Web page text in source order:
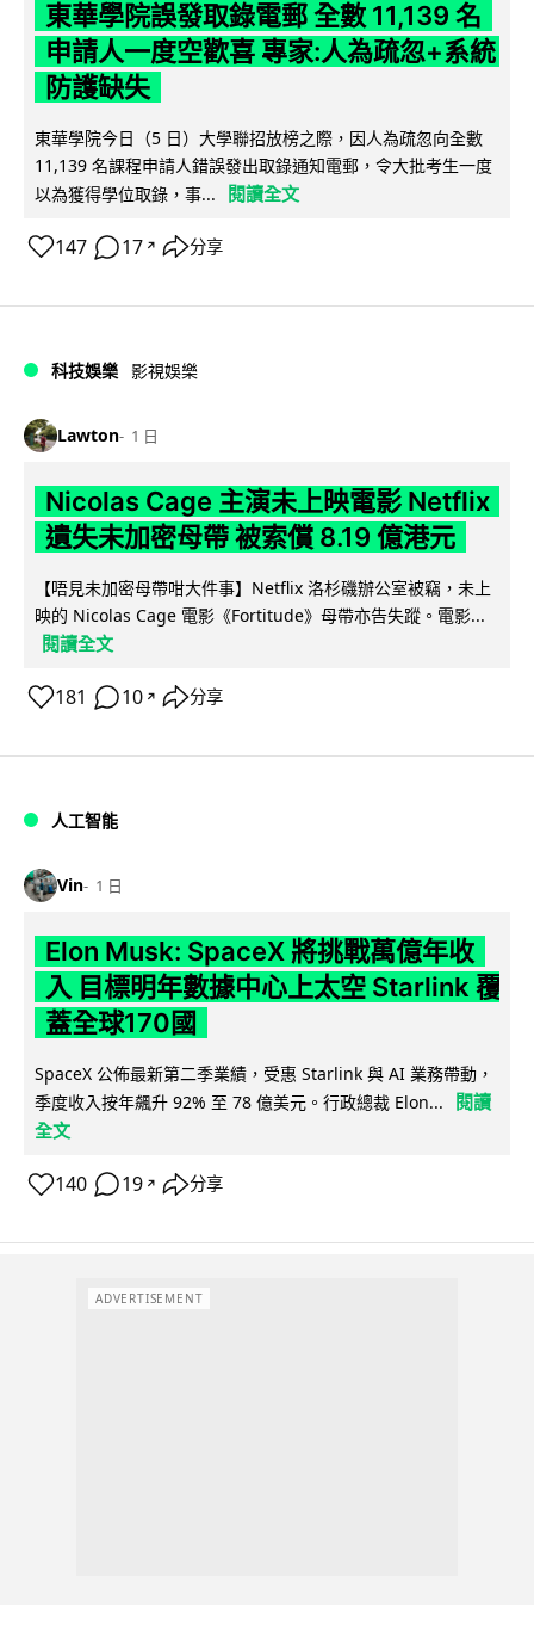
東華學院誤發取錄電郵 全數 11,139 名
申請人一度空歡喜 專家:人為疏忽+系統
防護缺失
東華學院今日（5 日）大學聯招放榜之際，因人為疏忽向全數
11,139 名課程申請人錯誤發出取錄通知電郵，令大批考生一度
以為獲得學位取錄，事...
閱讀全文
147 17 ↗ 分享
科技娛樂 影視娛樂
Lawton 1 日
Nicolas Cage 主演未上映電影 Netflix
遺失未加密母帶 被索償 8.19 億港元
【唔見未加密母帶咁大件事】Netflix 洛杉磯辦公室被竊，未上
映的 Nicolas Cage 電影《Fortitude》母帶亦告失蹤。電影...
閱讀全文
181 10 ↗ 分享
人工智能
Vin 1 日
Elon Musk: SpaceX 將挑戰萬億年收
入 目標明年數據中心上太空 Starlink 覆
蓋全球170國
SpaceX 公佈最新第二季業績，受惠 Starlink 與 AI 業務帶動，
季度收入按年飆升 92% 至 78 億美元。行政總裁 Elon...
閱讀
全文
140 19 ↗ 分享
ADVERTISEMENT